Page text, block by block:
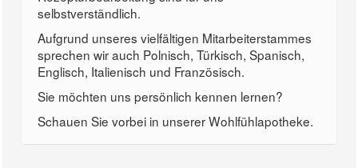
selbstverständlich.
Aufgrund unseres vielfältigen Mitarbeiterstammes
sprechen wir auch Polnisch, Türkisch, Spanisch,
Englisch, Italienisch und Französisch.
Sie möchten uns persönlich kennen lernen?
Schauen Sie vorbei in unserer Wohlfühlapotheke.